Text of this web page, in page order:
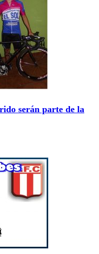
serán parte de la